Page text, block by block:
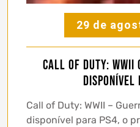
29 de
Call of Duty:
disponível
Call of Duty: WWII –
disponível para PS4, o